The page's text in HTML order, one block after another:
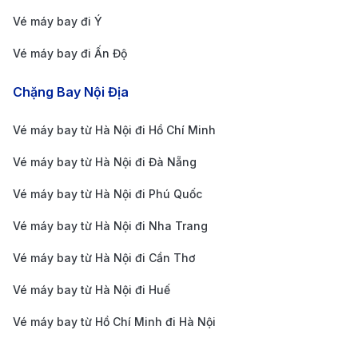
và chất lượng dịch vụ hàng đầu châu Á. Chuyến
Tokyo, mang đến trải nghiệm tinh tế và thoải mái.
Hành khách được phục vụ các bữa ăn kiểu Nhật
lịch thiệp. ANA là lựa chọn hoàn hảo cho những ai
yêu thích phong cách bay chuẩn mực và an toàn
tuyệt đối.
Cập nhật giá vé máy bay từ Hà Nội
Nếu bạn đang lên kế hoạch cho chuyến đi từ Hà Nội
quan trọng để chọn được hành trình và hãng bay phù
Vé máy bay đi Ý
Vé máy bay đi Ấn Độ
Chặng Bay Nội Địa
Vé máy bay từ Hà Nội đi Hồ Chí Minh
Vé máy bay từ Hà Nội đi Đà Nẵng
Vé máy bay từ Hà Nội đi Phú Quốc
Vé máy bay từ Hà Nội đi Nha Trang
Vé máy bay từ Hà Nội đi Cần Thơ
Vé máy bay từ Hà Nội đi Huế
Vé máy bay từ Hồ Chí Minh đi Hà Nội